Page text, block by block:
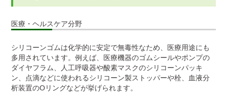
医療・ヘルスケア分野
シリコーンゴムは化学的に安定で無毒性なため、医療用途にも
多用されています。例えば、医療機器のゴムシールやポンプの
ダイヤフラム、人工呼吸器や酸素マスクのシリコーンパッキ
ン、点滴などに使われるシリコーン製ストッパーや栓、血液分
析装置のOリングなどが挙げられます。